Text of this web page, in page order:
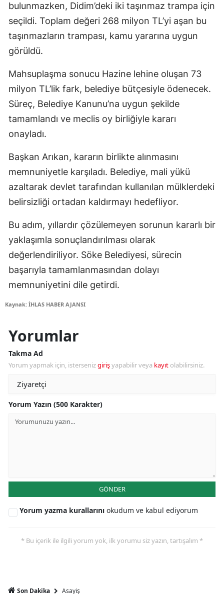
bulunmazken, Didim’deki iki taşınmaz trampa için
seçildi. Toplam değeri 268 milyon TL’yi aşan bu
taşınmazların trampası, kamu yararına uygun
görüldü.
Mahsuplaşma sonucu Hazine lehine oluşan 73
milyon TL’lik fark, belediye bütçesiyle ödenecek.
Süreç, Belediye Kanunu’na uygun şekilde
tamamlandı ve meclis oy birliğiyle kararı
onayladı.
Başkan Arıkan, kararın birlikte alınmasını
memnuniyetle karşıladı. Belediye, mali yükü
azaltarak devlet tarafından kullanılan mülklerdeki
belirsizliği ortadan kaldırmayı hedefliyor.
Bu adım, yıllardır çözülemeyen sorunun kararlı bir
yaklaşımla sonuçlandırılması olarak
değerlendiriliyor. Söke Belediyesi, sürecin
başarıyla tamamlanmasından dolayı
memnuniyetini dile getirdi.
Kaynak: İHLAS HABER AJANSI
Yorumlar
Takma Ad
Yorum yapmak için, istersenizgirişyapabilir veya kayıt olabilirsiniz.
Yorum Yazın (500 Karakter)
GÖNDER
Yorum yazma kurallarını okudum ve kabul ediyorum
* Bu içerik ile ilgili yorum yok, ilk yorumu siz yazın, tartışalım *
Son Dakika Asayiş